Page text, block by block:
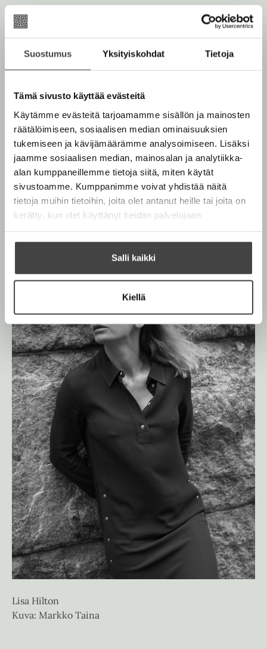
Suostumus Yksityiskohdat Tietoja
Tämä sivusto käyttää evästeitä
Käytämme evästeitä tarjoamamme sisällön ja mainosten
räätälöimiseen, sosiaalisen median ominaisuuksien
tukemiseen ja kävijämäärämme analysoimiseen. Lisäksi
jaamme sosiaalisen median, mainosalan ja analytiikka-
alan kumppaneillemme tietoja siitä, miten käytät
sivustoamme. Kumppanimme voivat yhdistää näitä
tietoja muihin tietoihin, joita olet antanut heille tai joita on
kerätty, kun olet käyttänyt heidän palvelujaan.
Salli kaikki
Kiellä
e
n
Kohukirjailija
kasvoi Englannissa. Hän on
työskennellyt toimittajana, taidekriitikkona sekä tv-
myytiin välittömästi.
Lue lisää tekijästä
L
i
s
a
H
i
l
t
o
Lisa Hilton
Kuva: Markko Taina